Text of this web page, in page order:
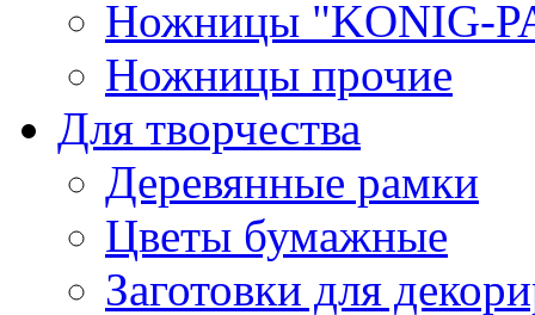
Ножницы "KONIG-
Ножницы прочие
Для творчества
Деревянные рамки
Цветы бумажные
Заготовки для